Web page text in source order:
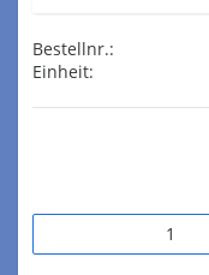
Bestellnr.:
Einheit: